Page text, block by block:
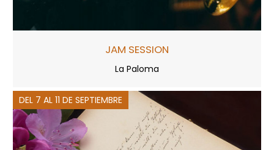
JAM SESSION
La Paloma
DEL 7 AL 11 DE SEPTIEMBRE